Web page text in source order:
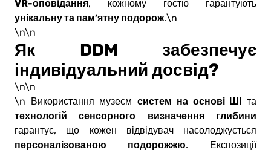
VR-оповідання, кожному гостю гарантують
унікальну та пам’ятну подорож.\n
\n\n
Як DDM забезпечує
індивідуальний досвід?
\n\n
\n Використання музеємсистем на основі ШІ та
технологій сенсорного визначення глибини
гарантує, що кожен відвідувач насолоджується
персоналізованою подорожжю. Експозиції